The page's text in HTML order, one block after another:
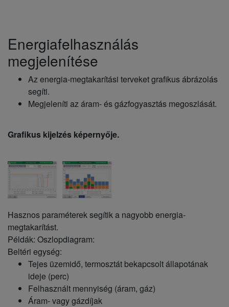
Energiafelhasználás
megjelenítése
Az energia-megtakarítási terveket grafikus ábrázolás
segíti.
Megjeleníti az áram- és gázfogyasztás megoszlását.
Grafikus kijelzés képernyője.
Hasznos paraméterek segítik a nagyobb energia-
megtakarítást.
Példák: Oszlopdiagram:
Beltéri egység:
Tejes üzemidő, termosztát bekapcsolt állapotának
ideje (perc)
Felhasznált mennyiség (áram, gáz)
Áram- vagy gázdíjak